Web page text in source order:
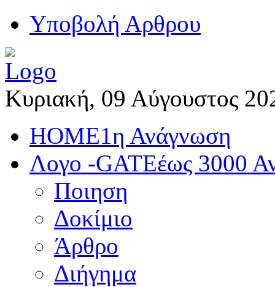
Yποβολή Αρθρου
Κυριακή, 09 Αύγουστος
HOME1η Ανάγνωση
Λογο -GATEέως 3000
Ποιηση
Δοκίμιο
Άρθρο
Διήγημα